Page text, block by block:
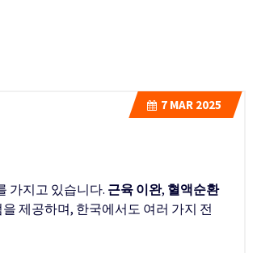
7MAR 2025
가지고 있습니다. 근육 이완, 혈액순환
제공하며, 한국에서도 여러 가지 전